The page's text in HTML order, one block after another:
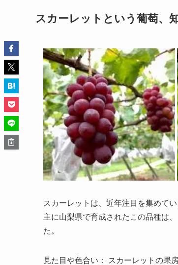
スカーレットという葡萄、
スカーレットは、近年注目を集めて
主に山梨県で育成されたこの品種は
た。
見た目や色合い： スカーレットの果